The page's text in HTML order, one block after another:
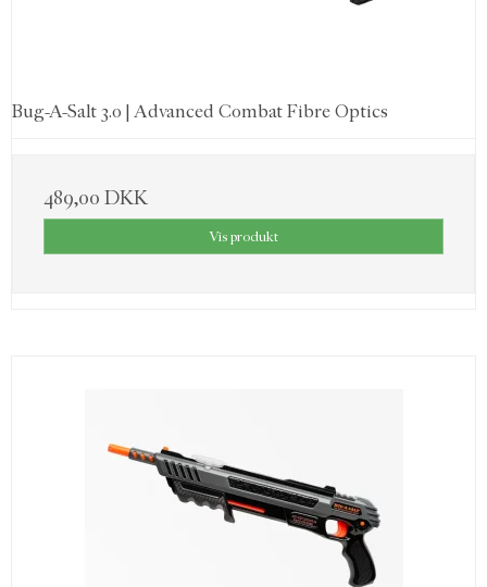
Bug-A-Salt 3.0 | Advanced Combat Fibre Optics
489,00 DKK
Vis produkt